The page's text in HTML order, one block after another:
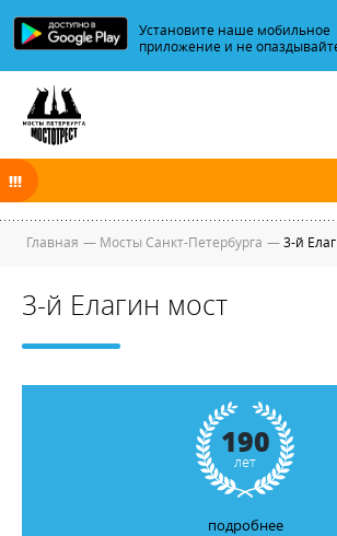
Установите наше мобильное
приложение и не
разводятся по графику.
Главная — Мосты Санкт-Петербурга —3-й
3-й Елагин мост
190
лет
подробнее